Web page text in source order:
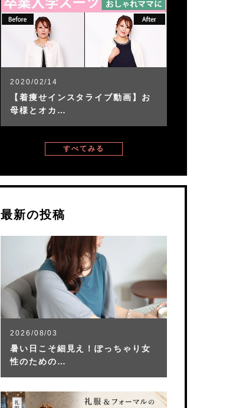
2020/02/14
【着痩せインスタライブ動画】お
母様とオカ…
すべてみる
最新の投稿
2026/08/03
暑い日こそ細見え！ぽっちゃり女
性のための…